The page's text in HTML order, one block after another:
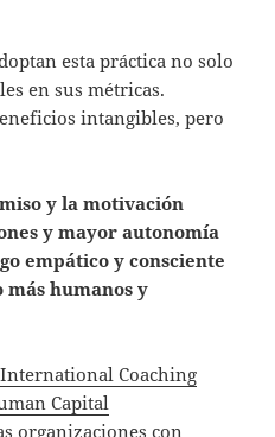
esta práctica no solo
en sus métricas.
intangibles, pero
y la motivación
y mayor autonomía
empático y consciente
humanos y
Coaching
Capital
organizaciones con